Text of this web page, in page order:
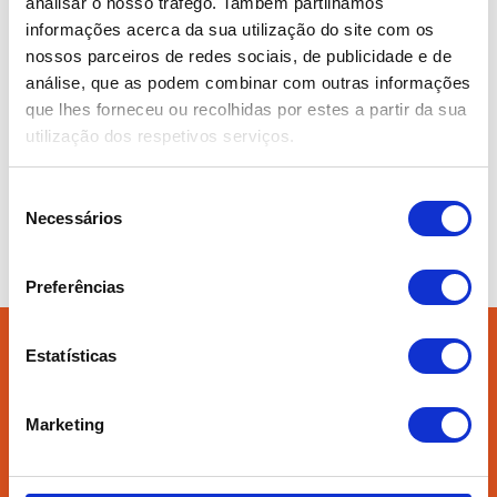
informações acerca da sua utilização do site com os
nossos parceiros de redes sociais, de publicidade e de
análise, que as podem combinar com outras informações
que lhes forneceu ou recolhidas por estes a partir da sua
utilização dos respetivos serviços.
Necessários
Preferências
Estatísticas
Marketing
Group 6001L4CDRS
BOOK
Enjoy